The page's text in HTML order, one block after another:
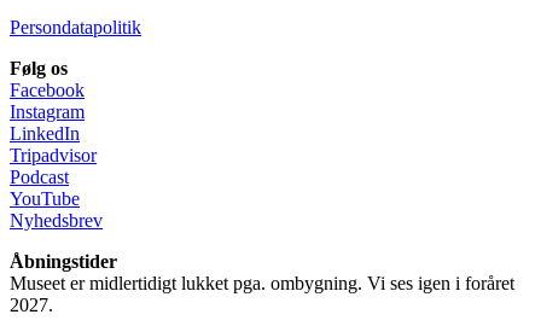
Persondatapolitik
Følg os
Facebook
Instagram
LinkedIn
Tripadvisor
Podcast
YouTube
Nyhedsbrev
Åbningstider
Museet er midlertidigt lukket pga. ombygning. Vi ses igen i foråret
2027.